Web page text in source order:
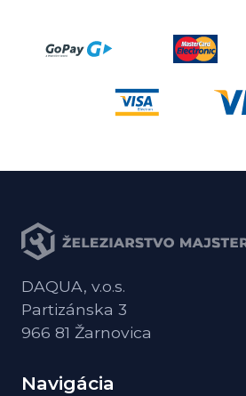
DAQUA, v.o.s.
Partizánska 3
966 81 Žarnovica
Navigácia